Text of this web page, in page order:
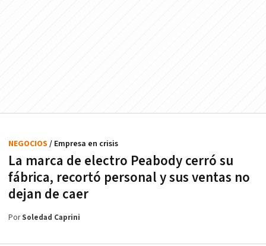
La marca de electro Peabody cerró su
fábrica, recortó personal y sus ventas no
dejan de caer
NEGOCIOS / Empresa en crisis
PorSoledad Caprini